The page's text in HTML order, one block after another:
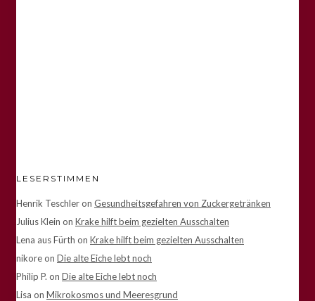
LESERSTIMMEN
Henrik Teschleron Gesundheitsgefahren von Zuckergetränken
Julius Klein on Krake hilft beim gezielten Ausschalten
Lena aus Fürth on Krake hilft beim gezielten Ausschalten
nikoreon Die alte Eiche lebt noch
Philip P. on Die alte Eiche lebt noch
Lisa on Mikrokosmos und Meeresgrund